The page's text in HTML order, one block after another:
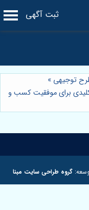
ثبت آگهی
توجیهی »
برای موفقیت کسب و
گروه طراحی سایت مبنا